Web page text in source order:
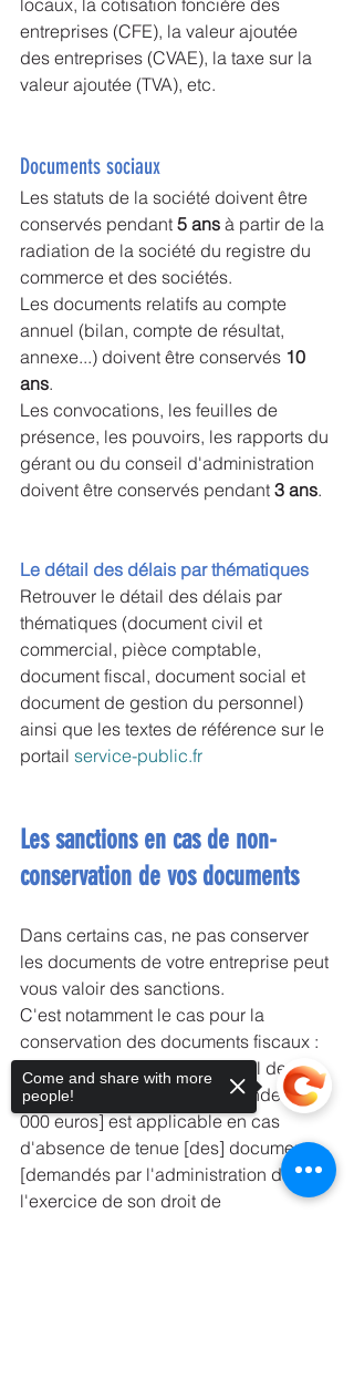
entreprises (CFE), la valeur ajoutée
des entreprises (CVAE), la taxe sur la
valeur ajoutée (TVA), etc.
Documents sociaux
Les statuts de la société doivent être
conservés pendant 5 ans à partir de la
radiation de la société du registre du
commerce et des sociétés.
Les documents relatifs au compte
annuel (bilan, compte de résultat,
annexe...) doivent être conservés 10
ans.
Les convocations, les feuilles de
présence, les pouvoirs, les rapports du
gérant ou du conseil d'administration
doivent être conservés pendant 3 ans.
Le détail des délais par thématiques
Retrouver le détail des délais par
thématiques (document civil et
commercial, pièce comptable,
document fiscal, document social et
document de gestion du personnel)
ainsi que les textes de référence sur le
portail service-public.fr
Les sanctions en cas de non-
conservation de vos documents
Dans certains cas, ne pas conserver
les documents de votre entreprise peut
vous valoir des sanctions.
C'est notamment le cas pour la
conservation des documents fiscaux :
l'article 1734 du Code général des
impôts précise qu'une « amende de [5
000 euros] est applicable en cas
d'absence de tenue [des] documents
[demandés par l'administration dans
l'exercice de son droit de
Come and share with more
people!